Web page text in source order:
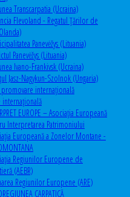
Transcarpatia (Ucraina)
Flevoland - Regatul Ţărilor de
Panevėžys (Lituania)
Panevėžys (Lituania)
Ivano-Frankivsk (Ucraina)
Jasz-Nagykun-Szolnok (Ungaria)
internaţională
internaţională
EUROPE – Asociația Europeană
Interpretarea Patrimoniului
Europeană a Zonelor Montane -
Regiunilor Europene de
(AEBR)
Regiunilor Europene (ARE)
CARPATICĂ